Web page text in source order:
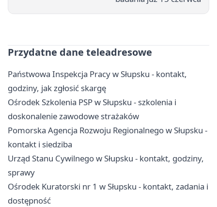
Przydatne dane teleadresowe
Państwowa Inspekcja Pracy w Słupsku - kontakt,
godziny, jak zgłosić skargę
Ośrodek Szkolenia PSP w Słupsku - szkolenia i
doskonalenie zawodowe strażaków
Pomorska Agencja Rozwoju Regionalnego w Słupsku -
kontakt i siedziba
Urząd Stanu Cywilnego w Słupsku - kontakt, godziny,
sprawy
Ośrodek Kuratorski nr 1 w Słupsku - kontakt, zadania i
dostępność